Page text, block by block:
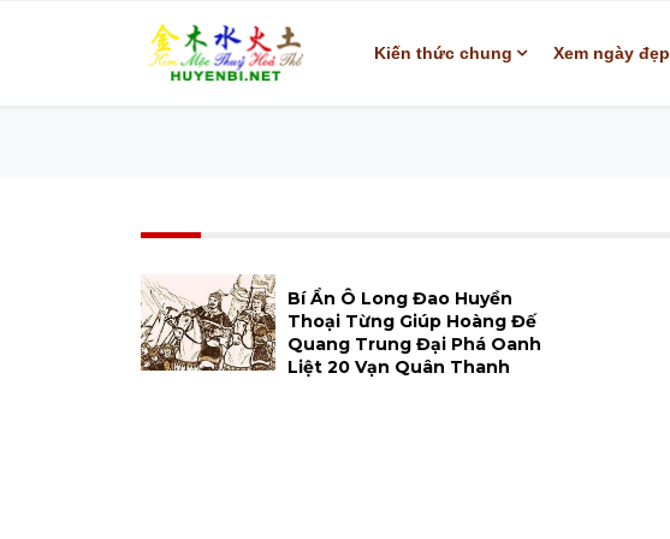
Kiến thức chung Xem ngày đẹp
Bí Ẩn Ô Long Đao Huyền
Thoại Từng Giúp Hoàng Đế
Quang Trung Đại Phá Oanh
Liệt 20 Vạn Quân Thanh